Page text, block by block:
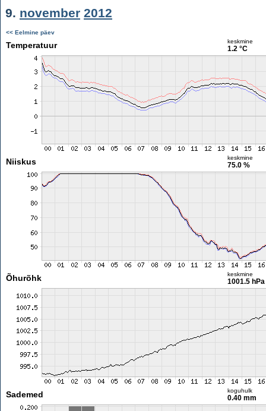
9. november 2012
<< Eelmine päev
Temperatuur keskmine
1.2 °C
Niiskus keskmine
75.0 %
Õhurõhk keskmine
1001.5 hPa
Sademed koguhulk
0.40 mm